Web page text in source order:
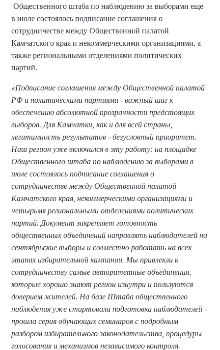
Общественного штаба по наблюдению за выборами еще
в июле состоялось подписание соглашения о
сотрудничестве между Общественной палатой
Камчатского края и некоммерческими организациями, а
также региональными отделениями политических
партий.
«Подписание соглашения между Общественной палатой
РФ и политическими партиями - важный шаг к
обеспечению абсолютной прозрачности предстоящих
выборов. Для Камчатки, как и для всей страны,
легитимность результатов - безусловный приоритет.
Наш регион уже включился в эту работу: на площадке
Общественного штаба по наблюдению за выборами в
июле состоялось подписание соглашения о
сотрудничестве между Общественной палатой
Камчатского края, некоммерческими организациями и
четырьмя региональными отделениями политических
партий. Документ закрепляет готовность
общественных объединений направлять наблюдателей на
сентябрьские выборы и совместно работать на всех
этапах избирательной кампании. Мы привлекли к
сотрудничеству самые авторитетные объединения,
которые хорошо знают регион изнутри и пользуются
доверием жителей. На базе Штаба общественного
наблюдения уже стартовала подготовка наблюдателей -
прошла серия обучающих семинаров с подробным
разбором избирательного законодательства, процедуры
голосования и механизмов независимого контроля.